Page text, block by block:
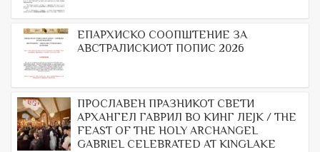
ЕПАРХИСКО СООПШТЕНИЕ ЗА
АВСТРАЛИСКИОТ ПОПИС 2026
ПРОСЛАВЕН ПРАЗНИКОТ СВЕТИ
АРХАНГЕЛ ГАВРИЛ ВО КИНГ ЛЕЈК / THE
FEAST OF THE HOLY ARCHANGEL
GABRIEL CELEBRATED AT KINGLAKE